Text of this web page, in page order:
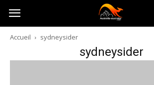
Australia-
australie.com
Accueil sydneysider
sydneysider